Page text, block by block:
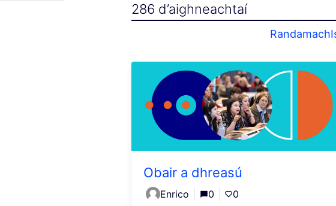
286 d’aighneachtaí
Randamach
Obair a dhreasú
Enrico 0 0